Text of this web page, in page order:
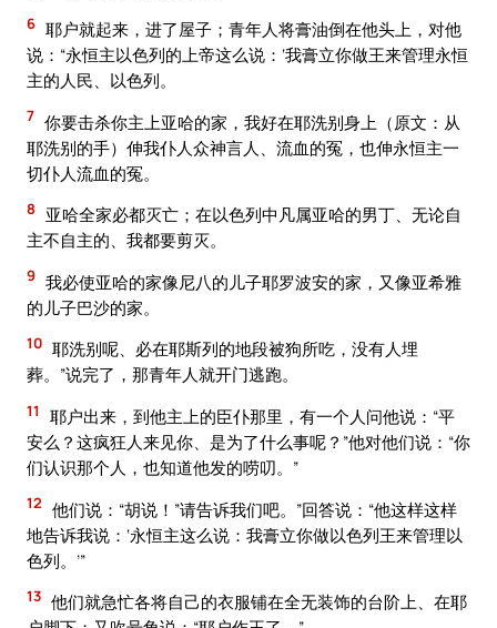
6 耶户就起来，进了屋子；青年人将膏油倒在他头上，对他
说：“永恒主以色列的上帝这么说：‘我膏立你做王来管理永恒
主的人民、以色列。
7 你要击杀你主上亚哈的家，我好在耶洗别身上（原文：从
耶洗别的手）伸我仆人众神言人、流血的冤，也伸永恒主一
切仆人流血的冤。
8
亚哈全家必都灭亡；在以色列中凡属亚哈的男丁、无论自
主不自主的、我都要剪灭。
9 我必使亚哈的家像尼八的儿子耶罗波安的家，又像亚希雅
的儿子巴沙的家。
10 耶洗别呢、必在耶斯列的地段被狗所吃，没有人埋
葬。”说完了，那青年人就开门逃跑。
11
耶户出来，到他主上的臣仆那里，有一个人问他说：“平
安么？这疯狂人来见你、是为了什么事呢？”他对他们说：“你
们认识那个人，也知道他发的唠叨。”
12 他们说：“胡说！”请告诉我们吧。”回答说：“他这样这样
地告诉我说：‘永恒主这么说：我膏立你做以色列王来管理以
色列。’”
13 他们就急忙各将自己的衣服铺在全无装饰的台阶上、在耶